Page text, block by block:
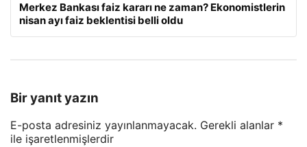
Merkez Bankası faiz kararı ne zaman? Ekonomistlerin
nisan ayı faiz beklentisi belli oldu
Bir yanıt yazın
E-posta adresiniz yayınlanmayacak. Gerekli alanlar *
ile işaretlenmişlerdir